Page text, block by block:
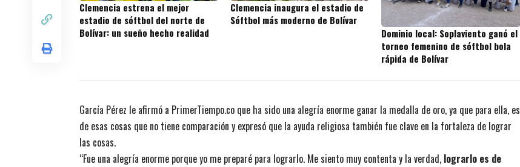
Clemencia estrena el mejor
estadio de sóftbol del norte de
Bolívar: un sueño hecho realidad
Clemencia inaugura el estadio de
Sóftbol más moderno de Bolívar
Dominio local: Soplaviento ganó el
torneo femenino de sóftbol bola
rápida de Bolívar
García Pérez le afirmó a PrimerTiempo.co que ha sido una alegría enorme ganar la medalla de oro, ya que para ella, es
de esas cosas que no tiene comparación y expresó que la ayuda religiosa también fue clave en la fortaleza de lograr
las cosas.
“Fue una alegría enorme porque yo me preparé para lograrlo. Me siento muy contenta y la verdad, lograrlo es de